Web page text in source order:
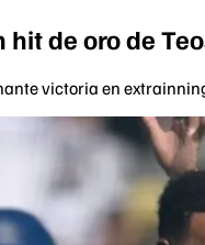
de oro de
victoria en